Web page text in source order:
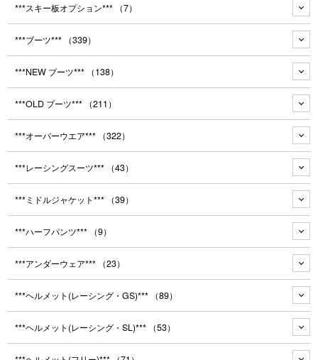
***スキー板オプション*** （7）
***ブーツ*** （339）
***NEW ブーツ*** （138）
***OLD ブーツ*** （211）
***オーバーウエア*** （322）
***レーシングスーツ*** （43）
***ミドルジャケット*** （39）
***ハーフパンツ*** （9）
***アンダーウェア*** （23）
***ヘルメット(レーシング・GS)*** （89）
***ヘルメット(レーシング・SL)*** （53）